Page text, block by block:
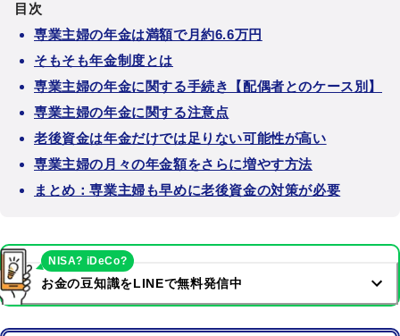
目次
専業主婦の年金は満額で月約6.6万円
そもそも年金制度とは
専業主婦の年金に関する手続き【配偶者とのケース別】
専業主婦の年金に関する注意点
老後資金は年金だけでは足りない可能性が高い
専業主婦の月々の年金額をさらに増やす方法
まとめ：専業主婦も早めに老後資金の対策が必要
お金の豆知識をLINEで無料発信中
NISA? iDeCo?